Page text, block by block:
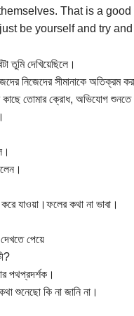
That is a
be yourself and try
তুমি দেখিয়েছিলে।
নিজেদের সীমানাকে অতিক্রম
কাছে তোমার ক্রোধ, অভিযোগ শুনতে
যাওয়া।ফলের কথা না ভাবা।
পেয়ে
পথপ্রদর্শক।
কথা শুনেছো কি না জানি না।